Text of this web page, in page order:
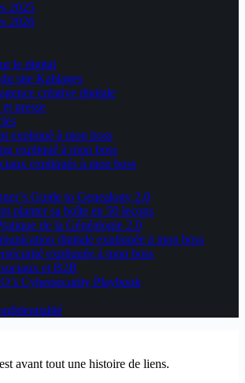
2025
2026
le digital
site Kablages
créative digitale
presse
expliqué à mon boss
expliqué à mon boss
expliqués à mon boss
Guide to Genealogy 2.0
planter sa boîte en 50 leçons
de la Généalogie 2.0
digitale expliquée à mon boss
expliquée à mon boss
et B2B
Cybersecurity Playbook
avant tout une histoire de liens.